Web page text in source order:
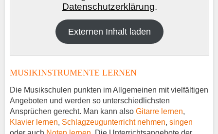
Datenschutzerklärung.
Externen Inhalt laden
MUSIKINSTRUMENTE LERNEN
Die Musikschulen punkten im Allgemeinen mit vielfältigen
Angeboten und werden so unterschiedlichsten
Ansprüchen gerecht. Man kann also Gitarre lernen,
Klavier lernen, Schlagzeugunterricht nehmen, singen